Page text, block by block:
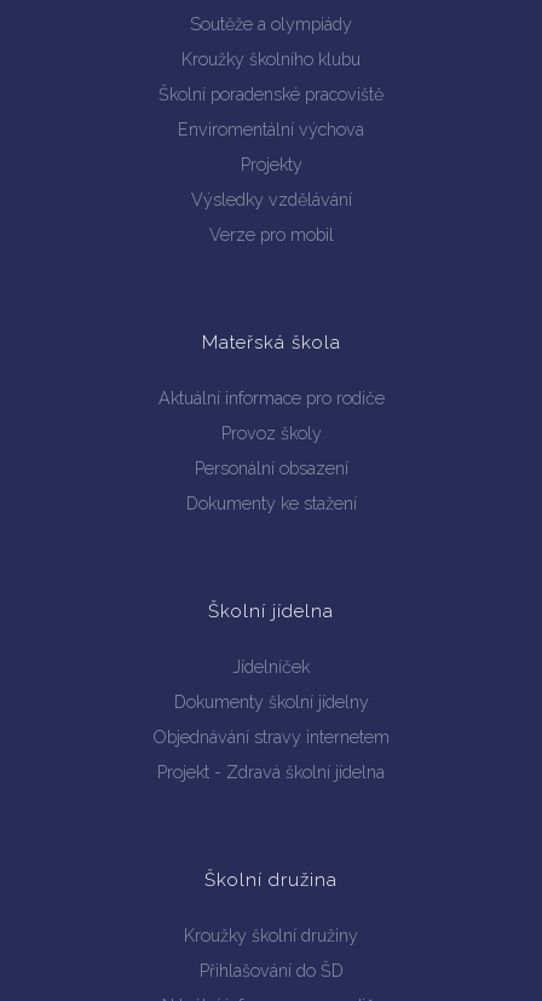
Soutěže a olympiády
Kroužky školního klubu
Školní poradenské pracoviště
Enviromentální výchova
Projekty
Výsledky vzdělávání
Verze pro mobil
Mateřská škola
Aktuální informace pro rodiče
Provoz školy
Personální obsazení
Dokumenty ke stažení
Školní jídelna
Jídelníček
Dokumenty školní jídelny
Objednávání stravy internetem
Projekt - Zdravá školní jídelna
Školní družina
Kroužky školní družiny
Přihlašování do ŠD